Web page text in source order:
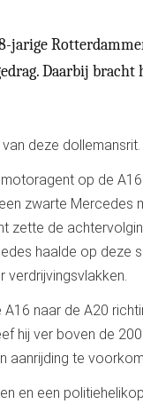
jarige
Daarbij
deze dollemansrit.
op de
zwarte
zette de
haalde op deze
verdrijvingsvlakken.
naar de A20
hij ver boven de
aanrijding te
en een